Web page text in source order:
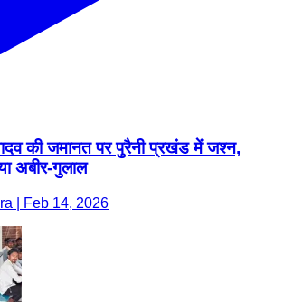
की जमानत पर पुरैनी प्रखंड में जश्न,
अबीर-गुलाल
| Feb 14, 2026